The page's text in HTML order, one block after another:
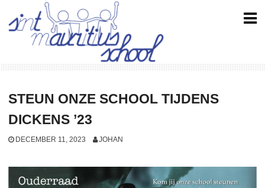
content
STEUN ONZE SCHOOL TIJDENS
DICKENS ’23
DECEMBER 11, 2023 JOHAN